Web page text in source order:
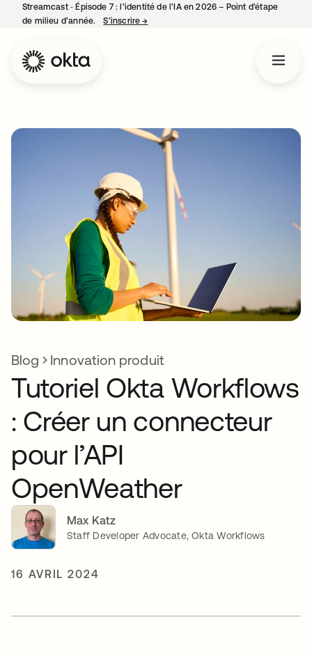
Streamcast ‑ Épisode 7 : l’identité de l’IA en 2026 – Point d’étape
de milieu d’année.
S’inscrire→
Blog Innovation produit
Tutoriel Okta Workflows
: Créer un connecteur
pour l’API
OpenWeather
Max Katz
Staff Developer Advocate, Okta Workflows
16 AVRIL 2024